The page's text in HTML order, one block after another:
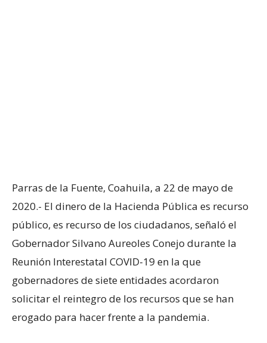
Parras de la Fuente, Coahuila, a 22 de mayo de
2020.- El dinero de la Hacienda Pública es recurso
público, es recurso de los ciudadanos, señaló el
Gobernador Silvano Aureoles Conejo durante la
Reunión Interestatal COVID-19 en la que
gobernadores de siete entidades acordaron
solicitar el reintegro de los recursos que se han
erogado para hacer frente a la pandemia.